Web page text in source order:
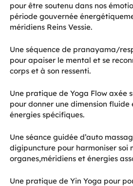
pour être soutenu dans nos
période gouvernée
méridiens Reins Vessie.
Une séquence de pranayama/
pour apaiser le mental et se
corps et à son ressenti.
Une pratique de Yoga Flow axée
pour donner une dimension
énergies spécifiques.
Une séance guidée d’auto
digipuncture pour harmoniser soi
organes,méridiens et énergies
Une pratique de Yin Yoga pour